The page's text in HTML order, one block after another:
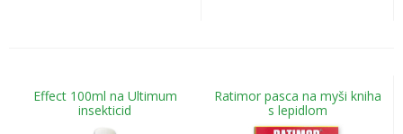
Effect 100ml na Ultimum
insekticid
Ratimor pasca na myši kniha
s lepidlom